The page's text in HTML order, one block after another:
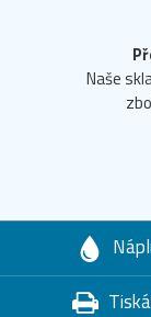
Naše